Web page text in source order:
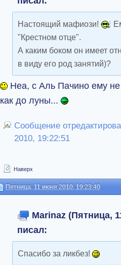
Настоящий мафиози!
"Крестном отце".
А каким боком он имеет
в виду его род занятий)?
Неа, с Аль Пачино ему
как до луны...
Сообщение
2010, 19:22:51
Наверх
Пятница, 11 июня 2010, 19:23:40
Marinaz (Пятница,
писал:
Спасибо за ликбез!